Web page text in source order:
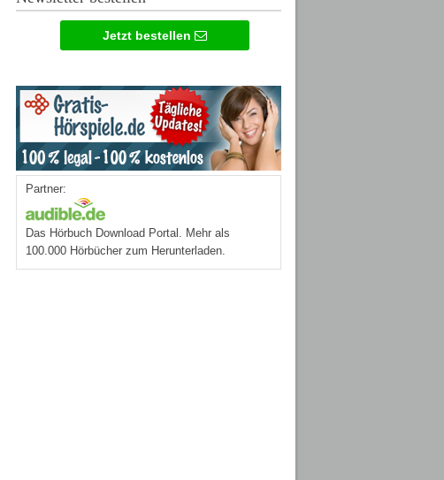
Jetzt bestellen
Partner:
Das Hörbuch Download Portal. Mehr als
100.000 Hörbücher zum Herunterladen.